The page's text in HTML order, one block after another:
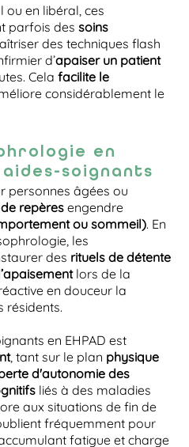
ou en libéral, ces
parfois des soins
des techniques flash
d’apaiser un patient
Celafacilite le
considérablement le
en
aides-soignants
personnes âgées ou
repèresengendre
ou sommeil). En
les
des rituels de détente
lors de la
en douceur la
résidents.
en EHPAD est
, tant sur le plan physique
d'autonomie des
liés à des maladies
aux situations de fin de
fréquemment pour
fatigue et charge